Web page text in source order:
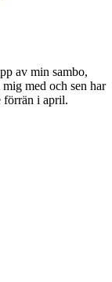
av min sambo,
med och sen har
förrän i april.